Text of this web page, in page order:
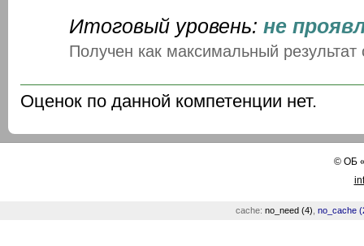
Итоговый уровень: не
Получен как максимальный
Оценок по данной компетенции нет.
©ОБ
cache: no_need (4) no_cache